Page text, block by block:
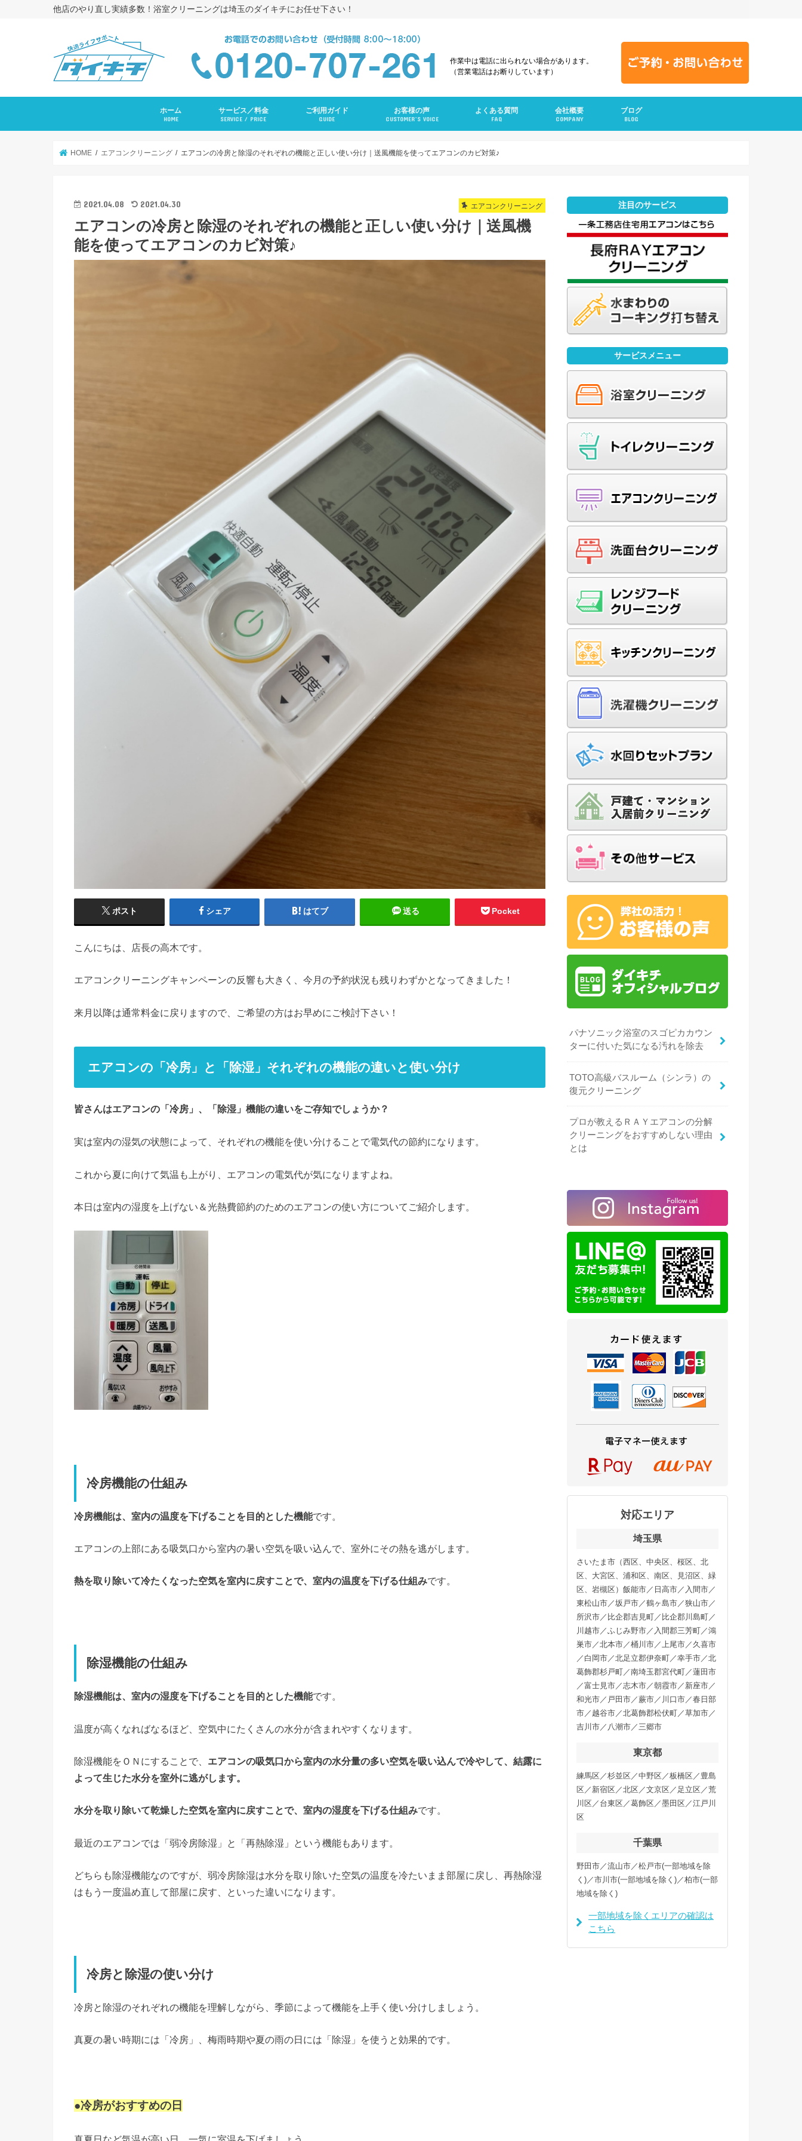
他店のやり直し実績多数！浴室クリーニングは埼玉のダイキチにお任せ下さい！
作業中は電話に出られない場合があります。
（営業電話はお断りしています）
ホーム
HOME
サービス／料金
SERVICE / PRICE
ご利用ガイド
GUIDE
お客様の声
CUSTOMER’S VOICE
よくある質問
FAQ
会社概要
COMPANY
ブログ
BLOG
HOME エアコンクリーニング エアコンの冷房と除湿のそれぞれの機能と正しい使い分け｜送風機能を使ってエアコンのカビ対策♪
エアコンクリーニング
2021.04.08 2021.04.30
エアコンの冷房と除湿のそれぞれの機能と正しい使い分け｜送風機
能を使ってエアコンのカビ対策♪
ポスト シェア はてブ 送る Pocket
こんにちは、店長の高木です。
エアコンクリーニングキャンペーンの反響も大きく、今月の予約状況も残りわずかとなってきました！
来月以降は通常料金に戻りますので、ご希望の方はお早めにご検討下さい！
エアコンの「冷房」と「除湿」それぞれの機能の違いと使い分け
皆さんはエアコンの「冷房」、「除湿」機能の違いをご存知でしょうか？
実は室内の湿気の状態によって、それぞれの機能を使い分けることで電気代の節約になります。
これから夏に向けて気温も上がり、エアコンの電気代が気になりますよね。
本日は室内の湿度を上げない＆光熱費節約のためのエアコンの使い方についてご紹介します。
冷房機能の仕組み
冷房機能は、室内の温度を下げることを目的とした機能です。
エアコンの上部にある吸気口から室内の暑い空気を吸い込んで、室外にその熱を逃がします。
熱を取り除いて冷たくなった空気を室内に戻すことで、室内の温度を下げる仕組みです。
除湿機能の仕組み
除湿機能は、室内の湿度を下げることを目的とした機能です。
温度が高くなればなるほど、空気中にたくさんの水分が含まれやすくなります。
除湿機能をＯＮにすることで、 エアコンの吸気口から室内の水分量の多い空気を吸い込んで冷やして、結露に
よって生じた水分を室外に逃がします。
水分を取り除いて乾燥した空気を室内に戻すことで、室内の湿度を下げる仕組みです。
最近のエアコンでは「弱冷房除湿」と「再熱除湿」という機能もあります。
どちらも除湿機能なのですが、弱冷房除湿は水分を取り除いた空気の温度を冷たいまま部屋に戻し、再熱除湿
はもう一度温め直して部屋に戻す、といった違いになります。
冷房と除湿の使い分け
冷房と除湿のそれぞれの機能を理解しながら、季節によって機能を上手く使い分けしましょう。
真夏の暑い時期には「冷房」、梅雨時期や夏の雨の日には「除湿」を使うと効果的です。
●冷房がおすすめの日
注目のサービス
サービスメニュー
パナソニック浴室のスゴピカカウン
ターに付いた気になる汚れを除去
TOTO高級バスルーム（シンラ）の
復元クリーニング
プロが教えるＲＡＹエアコンの分解
クリーニングをおすすめしない理由
とは
対応エリア
埼玉県
さいたま市（西区、中央区、桜区、北
区、大宮区、浦和区、南区、見沼区、緑
区、岩槻区）飯能市／日高市／入間市／
東松山市／坂戸市／鶴ヶ島市／狭山市／
所沢市／比企郡吉見町／比企郡川島町／
川越市／ふじみ野市／入間郡三芳町／鴻
巣市／北本市／桶川市／上尾市／久喜市
／白岡市／北足立郡伊奈町／幸手市／北
葛飾郡杉戸町／南埼玉郡宮代町／蓮田市
／富士見市／志木市／朝霞市／新座市／
和光市／戸田市／蕨市／川口市／春日部
市／越谷市／北葛飾郡松伏町／草加市／
吉川市／八潮市／三郷市
東京都
練馬区／杉並区／中野区／板橋区／豊島
区／新宿区／北区／文京区／足立区／荒
川区／台東区／葛飾区／墨田区／江戸川
区
千葉県
野田市／流山市／松戸市(一部地域を除
く)／市川市(一部地域を除く)／柏市(一部
地域を除く)
一部地域を除くエリアの確認は
こちら